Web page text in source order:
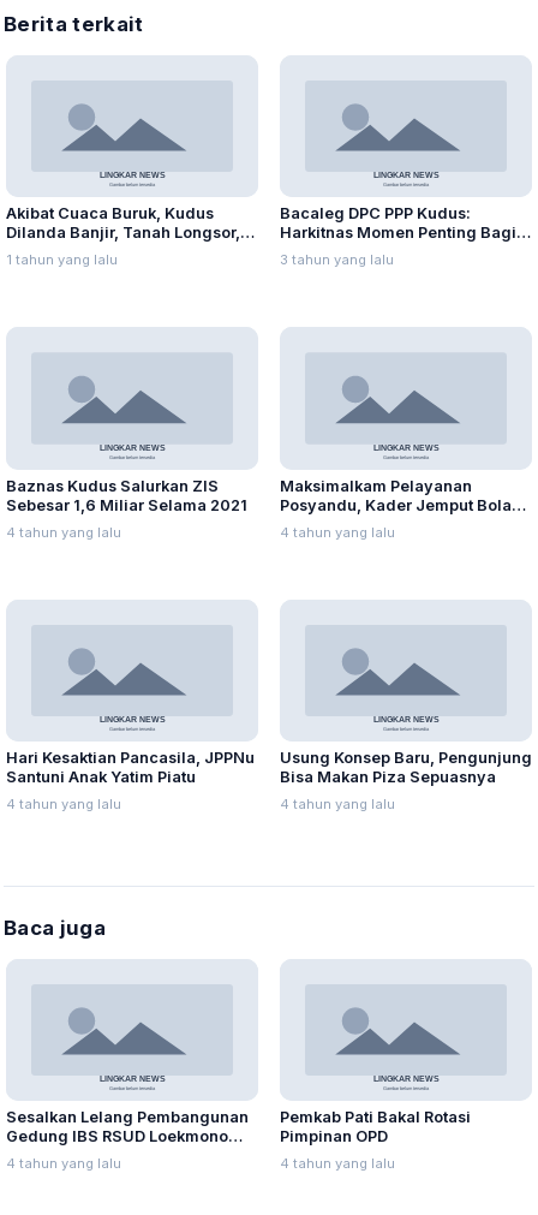
Berita terkait
Akibat Cuaca Buruk, Kudus
Dilanda Banjir, Tanah Longsor,
dan Angin Kencang
1 tahun yang lalu
Bacaleg DPC PPP Kudus:
Harkitnas Momen Penting Bagi
Milenial
3 tahun yang lalu
Baznas Kudus Salurkan ZIS
Sebesar 1,6 Miliar Selama 2021
4 tahun yang lalu
Maksimalkam Pelayanan
Posyandu, Kader Jemput Bola
ke Rumah Warga
4 tahun yang lalu
Hari Kesaktian Pancasila, JPPNu
Santuni Anak Yatim Piatu
4 tahun yang lalu
Usung Konsep Baru, Pengunjung
Bisa Makan Piza Sepuasnya
4 tahun yang lalu
Baca juga
Sesalkan Lelang Pembangunan
Gedung IBS RSUD Loekmono
Hadi Batal
4 tahun yang lalu
Pemkab Pati Bakal Rotasi
Pimpinan OPD
4 tahun yang lalu